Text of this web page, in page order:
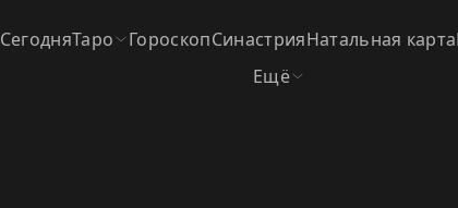
СегодняТаро ГороскопСинастрияНатальная карта
Ещё